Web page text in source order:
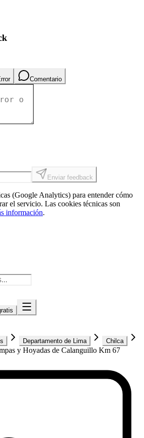
Comentario
Enviar feedback
(Google Analytics) para entender cómo
el servicio. Las cookies técnicas son
información.
Departamento de Lima Chilca
y Hoyadas de Calanguillo Km 67